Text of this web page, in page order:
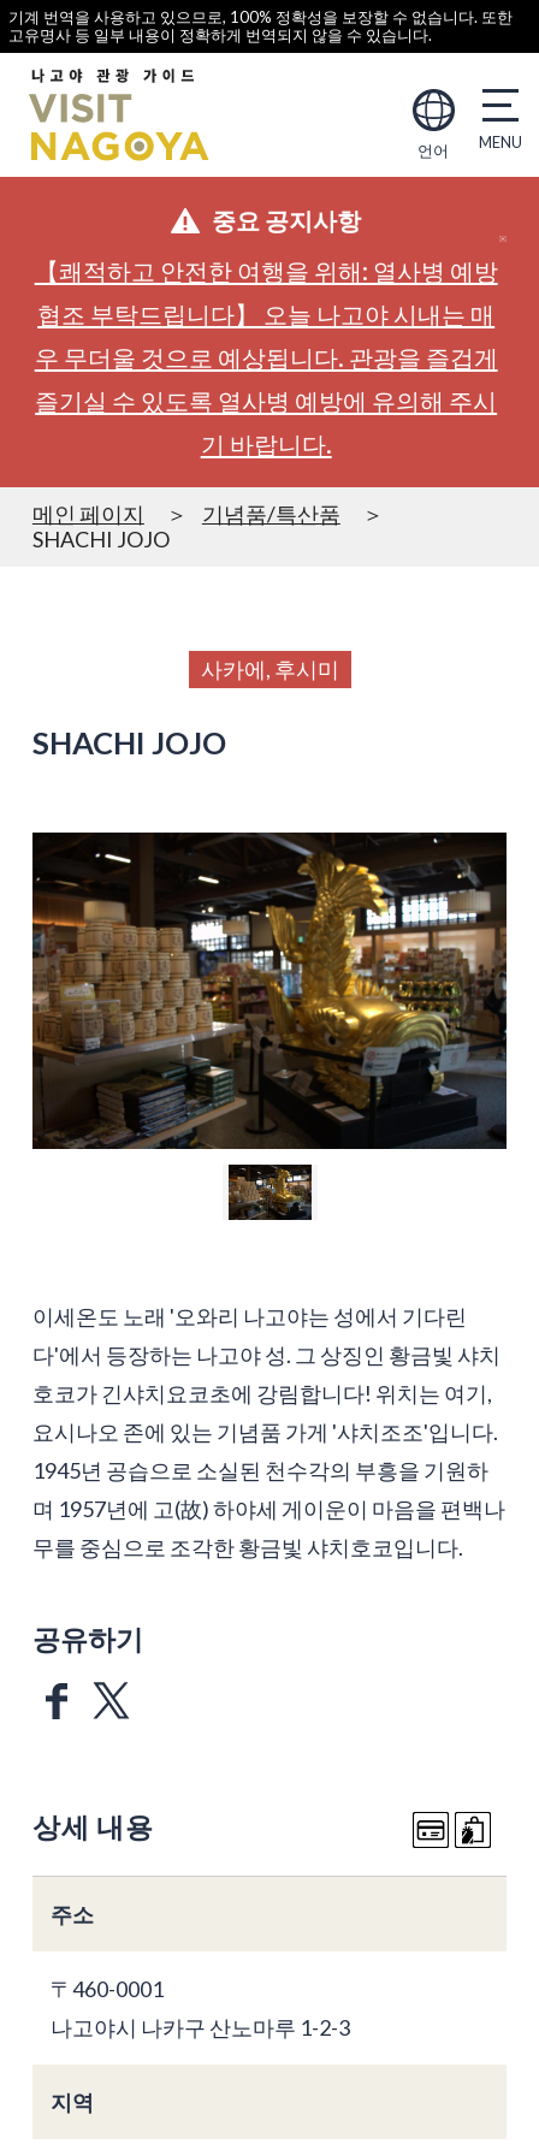
기계 번역을 사용하고 있으므로, 100% 정확성을 보장할 수 없습니다. 또한
고유명사 등 일부 내용이 정확하게 번역되지 않을 수 있습니다.
언어
중요 공지사항
【쾌적하고 안전한 여행을 위해: 열사병 예방
협조 부탁드립니다】 오늘 나고야 시내는 매
우 무더울 것으로 예상됩니다. 관광을 즐겁게
즐기실 수 있도록 열사병 예방에 유의해 주시
기 바랍니다.
메인 페이지
기념품/특산품
SHACHI JOJO
사카에, 후시미
SHACHI JOJO
이세온도 노래 '오와리 나고야는 성에서 기다린
다'에서 등장하는 나고야 성. 그 상징인 황금빛 샤치
호코가 긴샤치요코초에 강림합니다! 위치는 여기,
요시나오 존에 있는 기념품 가게 '샤치조조'입니다.
1945년 공습으로 소실된 천수각의 부흥을 기원하
며 1957년에 고(故) 하야세 게이운이 마음을 편백나
무를 중심으로 조각한 황금빛 샤치호코입니다.
공유하기
상세 내용
주소
〒460-0001
나고야시 나카구 산노마루 1-2-3
지역